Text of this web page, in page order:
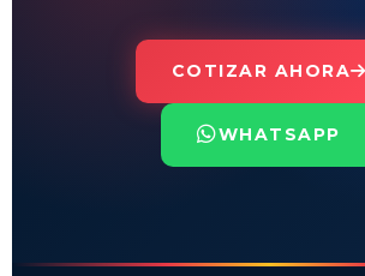
COTIZAR AHORA
WHATSAPP